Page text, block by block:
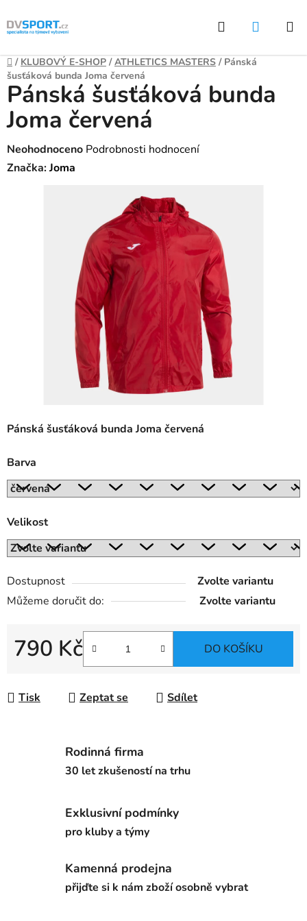
Přejít
na
Hledat
Domů
/ KLUBOVÝ E-SHOP / ATHLETICS MASTERS / Pánská
šusťáková bunda Joma červená
Pánská šusťáková bunda Joma červená
Barva
Velikost
Dostupnost
Zvolte variantu
Můžeme doručit do:
Zvolte variantu
790 Kč DO KOŠÍKU
Tisk Zeptat se Sdílet
Pánská šusťáková bunda
Joma červená
Průměrné
hodnocení
Neohodnoceno Podrobnosti hodnocení
Značka:Joma
Rodinná firma
30 let zkušeností na trhu
Exklusivní podmínky
pro kluby a týmy
Kamenná prodejna
přijďte si k nám zboží osobně vybrat